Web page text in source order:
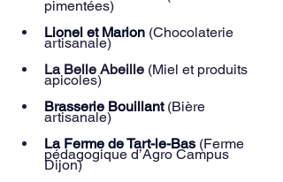
pimentées)
Lionel et Marion (Chocolaterie
artisanale)
La Belle Abeille (Miel et produits
apicoles)
Brasserie Bouillant (Bière
artisanale)
La Ferme de Tart-le-Bas (Ferme
pédagogique d’Agro Campus
Dijon)